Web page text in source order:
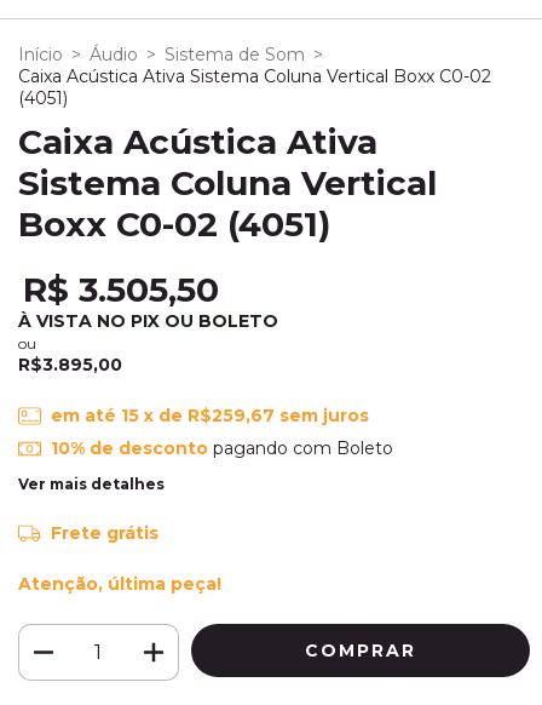
Início > Áudio > Sistema de Som >
Caixa Acústica Ativa Sistema Coluna Vertical Boxx C0-02
(4051)
Caixa Acústica Ativa
Sistema Coluna Vertical
Boxx C0-02 (4051)
R$ 3.505,50
À VISTA NO PIX OU BOLETO
ou
R$3.895,00
em até 15 x de R$259,67 sem juros
10% de descontopagando com Boleto
Ver mais detalhes
Frete grátis
Atenção, última peça!